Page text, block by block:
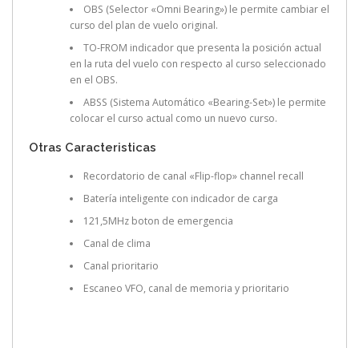
OBS (Selector «Omni Bearing») le permite cambiar el
curso del plan de vuelo original.
TO-FROM indicador que presenta la posición actual
en la ruta del vuelo con respecto al curso seleccionado
en el OBS.
ABSS (Sistema Automático «Bearing-Set») le permite
colocar el curso actual como un nuevo curso.
Otras Caracteristicas
Recordatorio de canal «Flip-flop» channel recall
Batería inteligente con indicador de carga
121,5MHz boton de emergencia
Canal de clima
Canal prioritario
Escaneo VFO, canal de memoria y prioritario